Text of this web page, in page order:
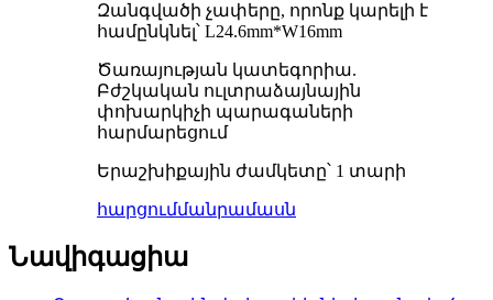
Զանգվածի չափերը, որոնք կարելի է
համընկնել՝ L24.6mm*W16mm
Ծառայության կատեգորիա.
Բժշկական ուլտրաձայնային
փոխարկիչի պարագաների
հարմարեցում
Երաշխիքային ժամկետը՝ 1 տարի
հարցումմանրամասն
Նավիգացիա